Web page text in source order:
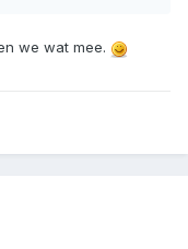
we wat mee.